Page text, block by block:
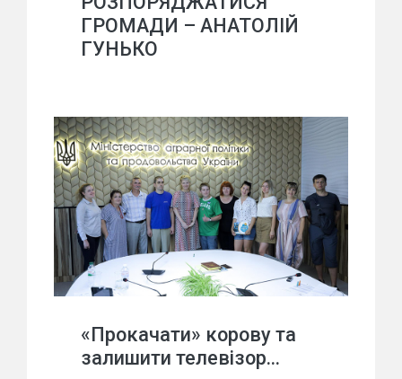
ГРОМАДИ – АНАТОЛІЙ
ГУНЬКО
«Прокачати» корову та
залишити телевізор…